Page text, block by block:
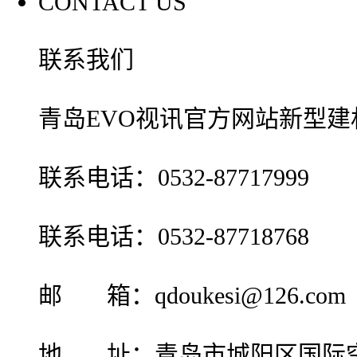
联系我们
青岛EVO视讯官方网站新型建
联系电话：0532-87717999
联系电话：0532-87718768
邮 箱：qdoukesi@126.com